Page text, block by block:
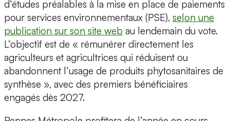
d’études préalables à la mise en place de paiements
pour services environnementaux (PSE), selon une
publication sur son site web au lendemain du vote.
L’objectif est de « rémunérer directement les
agriculteurs et agricultrices qui réduisent ou
abandonnent l’usage de produits phytosanitaires de
synthèse », avec des premiers bénéficiaires
engagés dès 2027.